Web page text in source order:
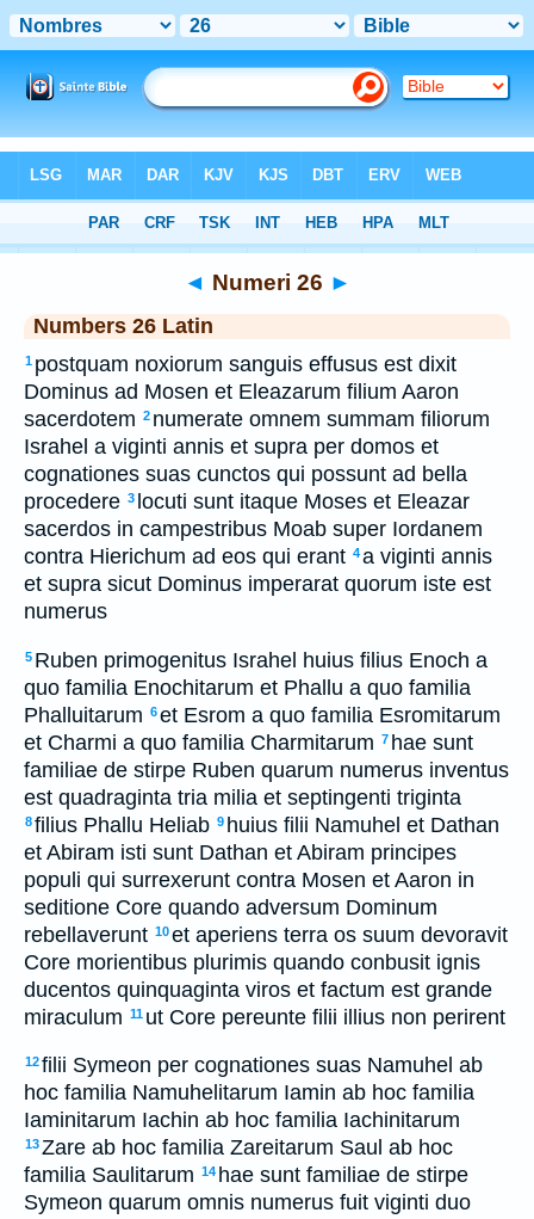
> Numeri 26
◄ Numeri 26 ►
Numbers 26 Latin
1 postquam noxiorum sanguis effusus est dixit
Dominus ad Mosen et Eleazarum filium Aaron
sacerdotem 2 numerate omnem summam filiorum
Israhel a viginti annis et supra per domos et
cognationes suas cunctos qui possunt ad bella
procedere 3 locuti sunt itaque Moses et Eleazar
sacerdos in campestribus Moab super Iordanem
contra Hierichum ad eos qui erant 4a viginti annis
et supra sicut Dominus imperarat quorum iste est
numerus
5 Ruben primogenitus Israhel huius filius Enoch a
quo familia Enochitarum et Phallu a quo familia
Phalluitarum 6et Esrom a quo familia Esromitarum
et Charmi a quo familia Charmitarum 7 hae sunt
familiae de stirpe Ruben quarum numerus inventus
est quadraginta tria milia et septingenti triginta
8filius Phallu Heliab 9 huius filii Namuhel et Dathan
et Abiram isti sunt Dathan et Abiram principes
populi qui surrexerunt contra Mosen et Aaron in
seditione Core quando adversum Dominum
rebellaverunt 10et aperiens terra os suum devoravit
Core morientibus plurimis quando conbusit ignis
ducentos quinquaginta viros et factum est grande
miraculum 11 ut Core pereunte filii illius non perirent
12filii Symeon per cognationes suas Namuhel ab
hoc familia Namuhelitarum Iamin ab hoc familia
Iaminitarum Iachin ab hoc familia Iachinitarum
13Zare ab hoc familia Zareitarum Saul ab hoc
familia Saulitarum 14 hae sunt familiae de stirpe
Symeon quarum omnis numerus fuit viginti duo